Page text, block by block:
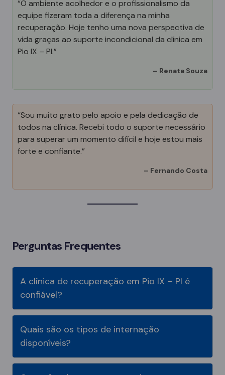
“O ambiente acolhedor e o profissionalismo da
equipe fizeram toda a diferença na minha
recuperação. Hoje tenho uma nova perspectiva de
vida graças ao suporte incondicional da clínica em
Pio IX – PI.”
– Renata Souza
“Sou muito grato pelo apoio e pela dedicação de
todos na clínica. Recebi todo o suporte necessário
para superar um momento difícil e hoje estou mais
forte e confiante.”
– Fernando Costa
Perguntas Frequentes
A clínica de recuperação em Pio IX – PI é
confiável?
Quais são os tipos de internação
disponíveis?